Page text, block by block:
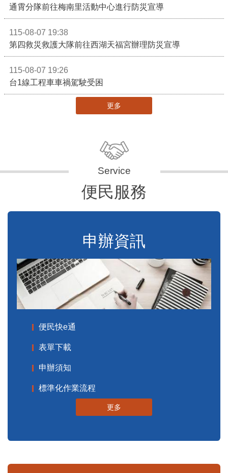
通霄分隊前往梅南里活動中心進行防災宣導
115-08-07 19:38
第四救災救護大隊前往西湖天福宮辦理防災宣導
115-08-07 19:26
台1線工程車車禍駕駛受困
更多
便民服務
申辦資訊
便民快e通
表單下載
申辦須知
標準化作業流程
更多